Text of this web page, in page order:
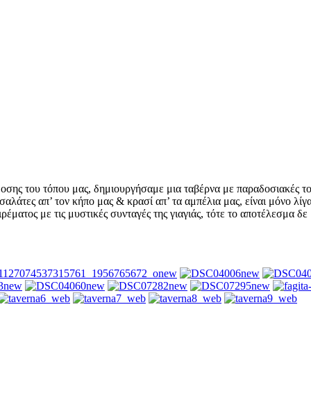
του τόπου μας, δημιουργήσαμε μια ταβέρνα με παραδοσιακές
απ’ τον κήπο μας & κρασί απ’ τα αμπέλια μας, είναι μόνο
με τις μυστικές συνταγές της γιαγιάς, τότε το αποτέλεσμα